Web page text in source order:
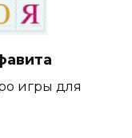
игры для